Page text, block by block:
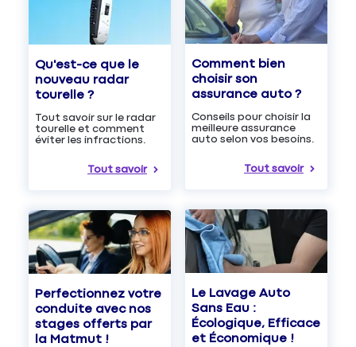
Qu'est-ce que le
nouveau radar
tourelle ?
Tout savoir sur le radar
tourelle et comment
éviter les infractions.
Tout savoir
Comment bien
choisir son
assurance auto ?
Conseils pour choisir la
meilleure assurance
auto selon vos besoins.
Tout savoir
Perfectionnez votre
conduite avec nos
stages offerts par
la Matmut !
Le Lavage Auto
Sans Eau :
Écologique, Efficace
et Économique !